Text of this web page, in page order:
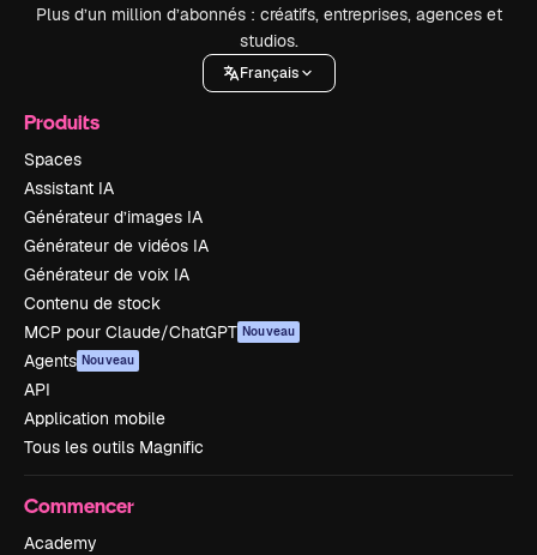
Plus d’un million d’abonnés : créatifs, entreprises, agences et
studios.
Français
Produits
Spaces
Assistant IA
Générateur d’images IA
Générateur de vidéos IA
Générateur de voix IA
Contenu de stock
MCP pour Claude/ChatGPT Nouveau
Agents Nouveau
API
Application mobile
Tous les outils Magnific
Commencer
Academy